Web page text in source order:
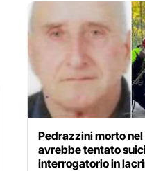
Pedrazzini morto
avrebbe tentato
interrogatorio in